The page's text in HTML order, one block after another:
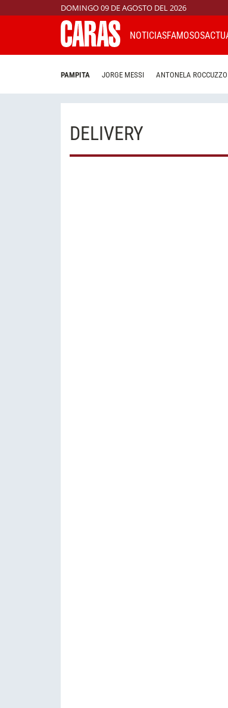
DOMINGO 09 DE AGOSTO DEL 2026
NOTICIASFAMOSOS
PAMPITA JORGE MESSI ANTONELA ROCCUZZO
DELIVERY